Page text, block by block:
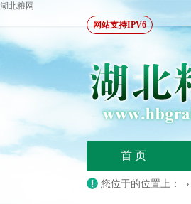
湖北粮网
网站支持IPV6
首 页
您位于的位置上： ›